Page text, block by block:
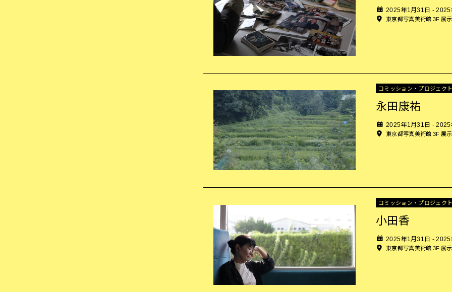
2025年1月31日 - 2025
東京都写真美術館 3F 展
コミッション・プロジェクト
永田康祐
2025年1月31日 - 2025
東京都写真美術館 3F 展
コミッション・プロジェクト
小田香
2025年1月31日 - 2025
東京都写真美術館 3F 展